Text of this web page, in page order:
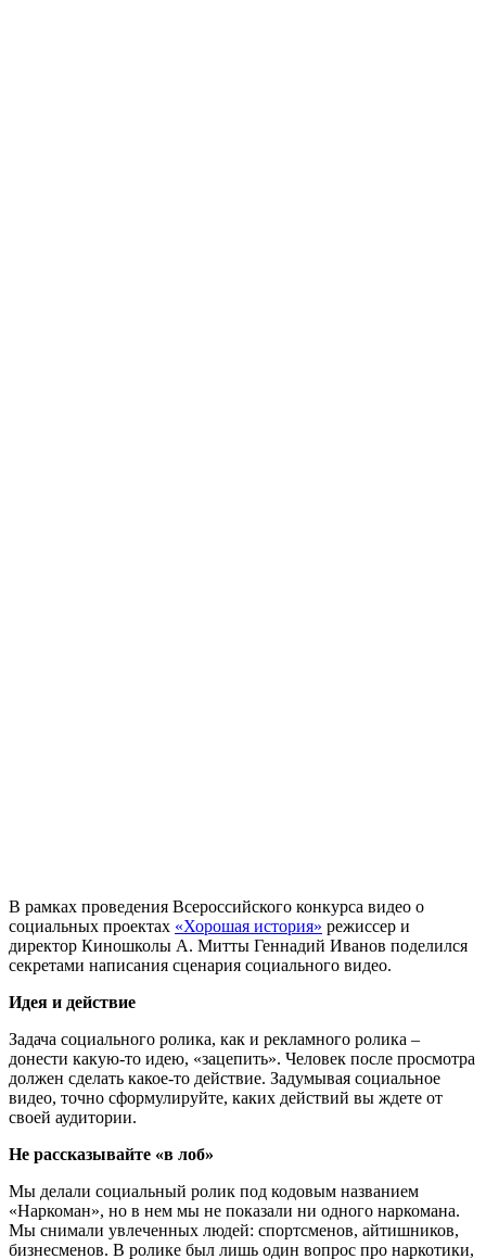
В рамках проведения Всероссийского конкурса видео о
социальных проектах «Хорошая история» режиссер и
директор Киношколы А. Митты Геннадий Иванов поделился
секретами написания сценария социального видео.
Идея и действие
Задача социального ролика, как и рекламного ролика –
донести какую-то идею, «зацепить». Человек после просмотра
должен сделать какое-то действие. Задумывая социальное
видео, точно сформулируйте, каких действий вы ждете от
своей аудитории.
Не рассказывайте «в лоб»
Мы делали социальный ролик под кодовым названием
«Наркоман», но в нем мы не показали ни одного наркомана.
Мы снимали увлеченных людей: спортсменов, айтишников,
бизнесменов. В ролике был лишь один вопрос про наркотики,